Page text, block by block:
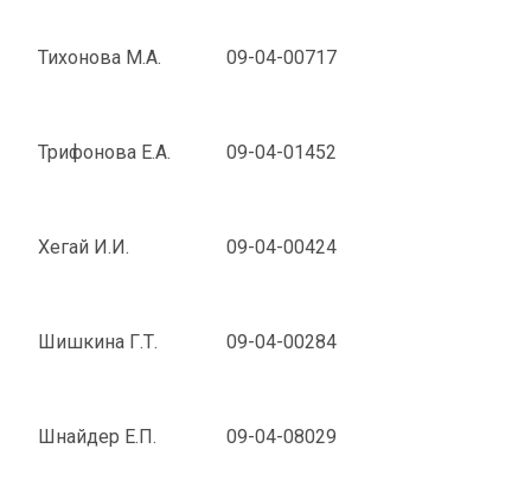
Тихонова М.А. 09-04-00717
Трифонова Е.А. 09-04-01452
Хегай И.И. 09-04-00424
Шишкина Г.Т. 09-04-00284
Шнайдер Е.П. 09-04-08029